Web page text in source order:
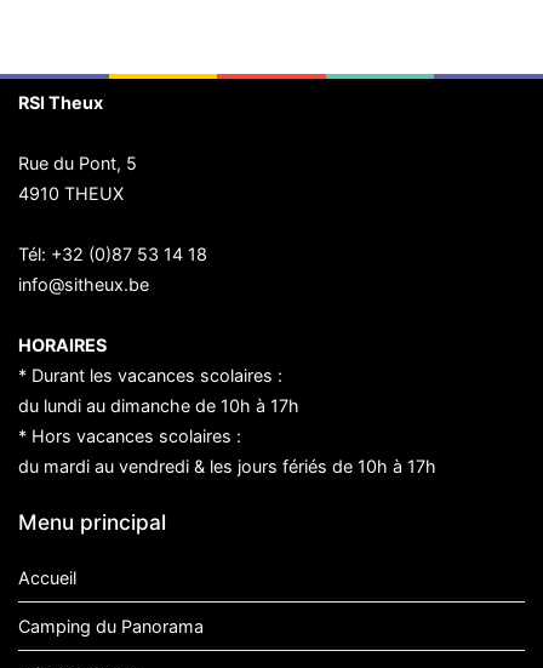
RSI Theux
Rue du Pont, 5
4910 THEUX
Tél: +32 (0)87 53 14 18
info@sitheux.be
HORAIRES
* Durant les vacances scolaires :
du lundi au dimanche de 10h à 17h
* Hors vacances scolaires :
du mardi au vendredi & les jours fériés de 10h à 17h
Menu principal
Accueil
Camping du Panorama